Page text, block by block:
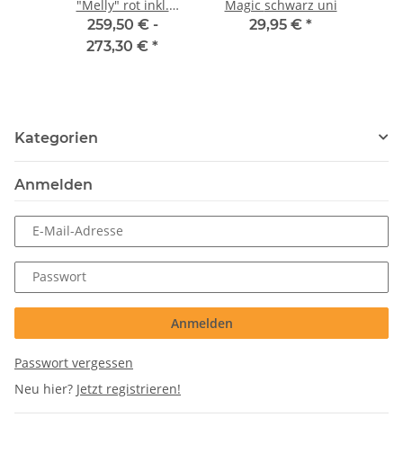
"Melly" rot inkl.
Prothesen
259,50 € -
273,30 € *
Magic schwarz uni
29,95 € *
Kategorien
Anmelden
E-Mail-Adresse
Passwort
Anmelden
Passwort vergessen
Neu hier? Jetzt registrieren!